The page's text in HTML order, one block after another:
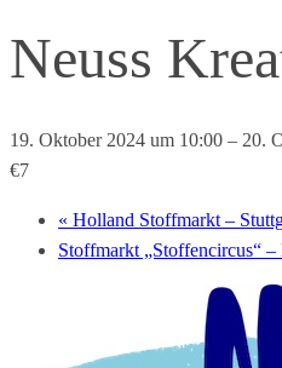
Neuss
19. Oktober 2024 um 10:00 – 20.
€7
« Holland Stoffmarkt –
Stoffmarkt „Stoffencircus“ –